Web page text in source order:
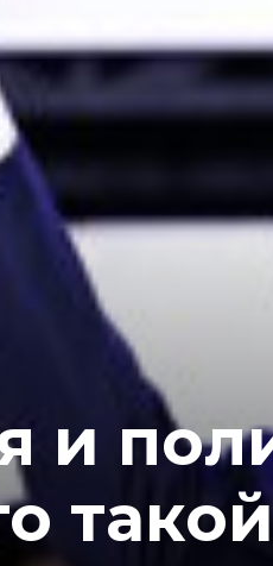
и
такой